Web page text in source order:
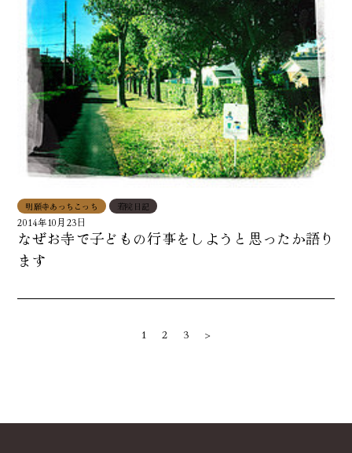
明願寺あっちこっち 若院日記
2014年10月23日
なぜお寺で子どもの行事をしようと思ったか語り
ます
1 2 3 >